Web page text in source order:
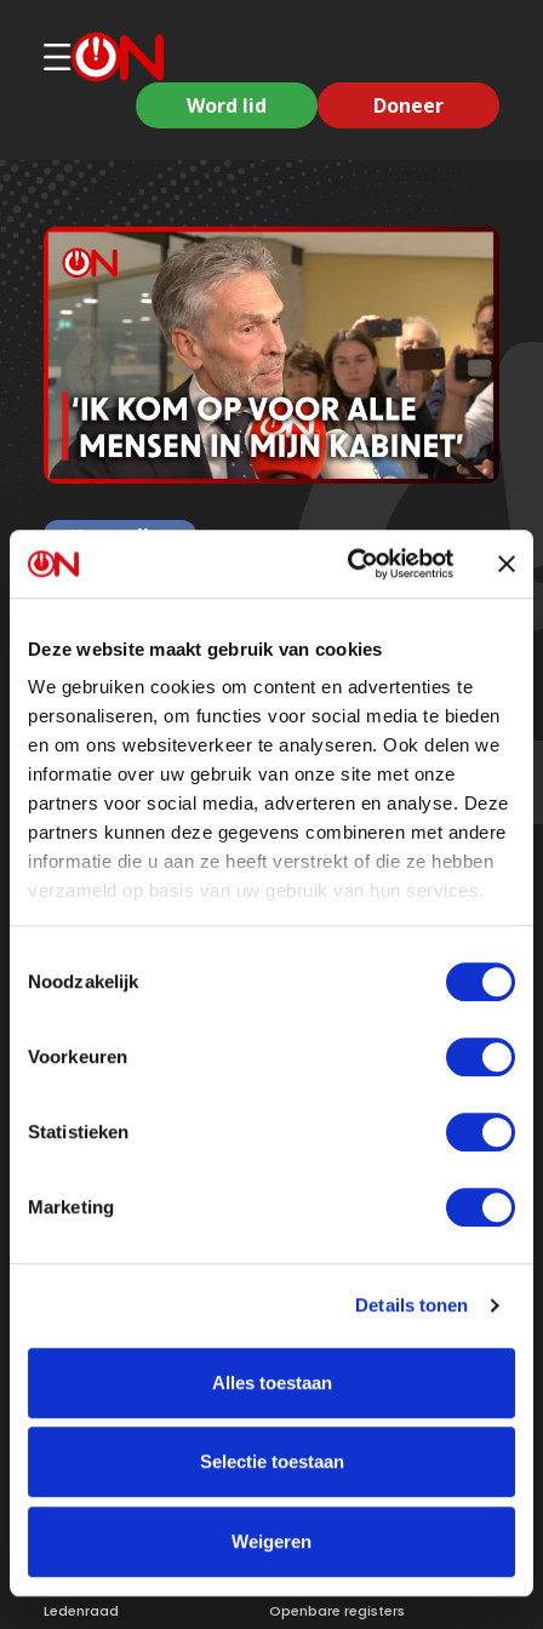
Deze website maakt gebruik van cookies
We gebruiken cookies om content en advertenties te
personaliseren, om functies voor social media te bieden
en om ons websiteverkeer te analyseren. Ook delen we
informatie over uw gebruik van onze site met onze
partners voor social media, adverteren en analyse. Deze
partners kunnen deze gegevens combineren met andere
informatie die u aan ze heeft verstrekt of die ze hebben
verzameld op basis van uw gebruik van hun services.
Noodzakelijk
Voorkeuren
Statistieken
Marketing
Details tonen
Alles toestaan
Selectie toestaan
Weigeren
Word lid Doneer
Korte clips
“Ik kom op voor alle mensen in mijn
kabinet en daar sta ik voor.”
Steunbetuigingen
Bestuur
Ledenraad
Redactiestatuut
Openbare registers